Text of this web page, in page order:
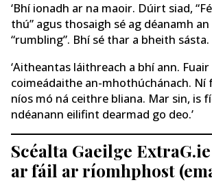
‘Bhí ionadh ar na maoir. Dúirt siad,
thú” agus thosaigh sé ag déanamh
“rumbling”. Bhí sé thar a bheith sásta.
‘Aitheantas láithreach a bhí ann.
coimeádaithe an-mhothúchánach. Ní
níos mó ná ceithre bliana. Mar sin, is
ndéanann eilifint dearmad go deo.’
Scéalta Gaeilge ExtraG.ie
ar fáil ar ríomhphost